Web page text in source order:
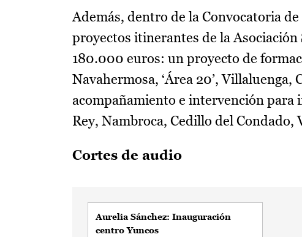
Además, dentro de la Convocatoria
proyectos itinerantes de la Asociación
180.000 euros: un proyecto de
Navahermosa, ‘Área 20’, Villaluenga,
acompañamiento e intervención para
Rey, Nambroca, Cedillo del Condado,
Cortes de audio
Aurelia Sánchez: Inauguración
centro Yuncos